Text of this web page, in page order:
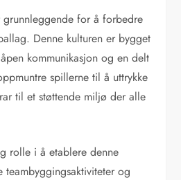
for å forbedre
Denne kulturen er bygget
kommunikasjon og en delt
spillerne til å uttrykke
til et støttende miljø der alle
rolle i å etablere denne
teambyggingsaktiviteter og